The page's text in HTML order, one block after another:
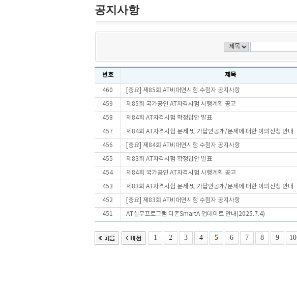
공지사항
번호 제목
460 [중요] 제85회 AT비대면시험 수험자 공지사항
459 제85회 국가공인 AT자격시험 시행계획 공고
458 제84회 AT자격시험 확정답안 발표
457 제84회 AT자격시험 문제 및 가답안공개/문제에 대한 이의신청 안내
456 [중요] 제84회 AT비대면시험 수험자 공지사항
455 제83회 AT자격시험 확정답안 발표
454 제84회 국가공인 AT자격시험 시행계획 공고
453 제83회 AT자격시험 문제 및 가답안공개/문제에 대한 이의신청 안내
452 [중요] 제83회 AT비대면시험 수험자 공지사항
451 AT실무프로그램 더존SmartA 업데이트 안내(2025.7.4)
1 2 3 4 5 6 7 8 9 10